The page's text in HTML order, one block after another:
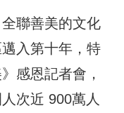
全聯善美的文化
入第十年，特
感恩記者會，
次近 900萬人